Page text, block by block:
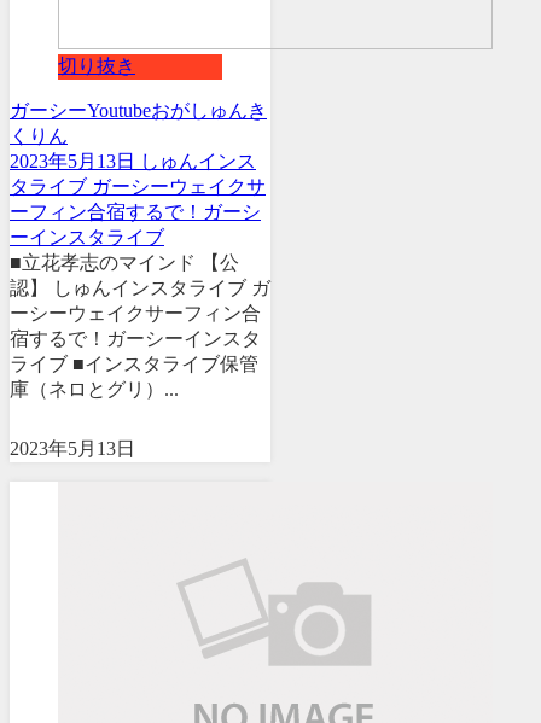
切り抜き
ガーシーYoutubeおがしゅんき
くりん
2023年5月13日 しゅんインス
タライブ ガーシーウェイクサ
ーフィン合宿するで！ガーシ
ーインスタライブ
■立花孝志のマインド 【公
認】 しゅんインスタライブ ガ
ーシーウェイクサーフィン合
宿するで！ガーシーインスタ
ライブ ■インスタライブ保管
庫（ネロとグリ）...
2023年5月13日